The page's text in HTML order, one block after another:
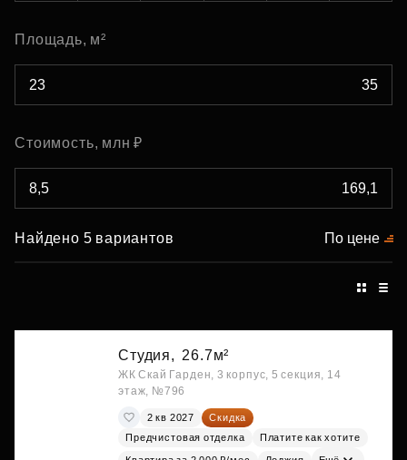
Площадь, м²
Стоимость, млн ₽
Найдено 5 вариантов По цене
Студия, 26.7м²
ЖК Скай Гарден, 3 корпус, 5 секция, 14
этаж, №796
2 кв 2027
Скидка
Предчистовая отделка
Платите как хотите